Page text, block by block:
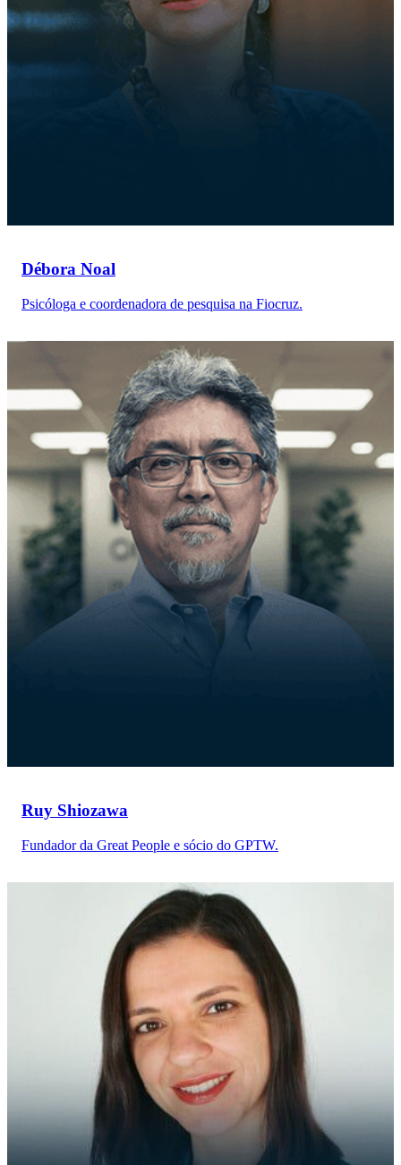
Débora Noal
Psicóloga e coordenadora de pesquisa na Fiocruz.
Ruy Shiozawa
Fundador da Great People e sócio do GPTW.